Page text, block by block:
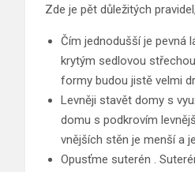
Zde je pět důležitých
Čím jednodušší je pevná
krytým sedlovou
formy budou jistě velmi
Levněji stavět domy s
domu s podkrovím
vnějších stěn je menší a
Opusťme suterén .